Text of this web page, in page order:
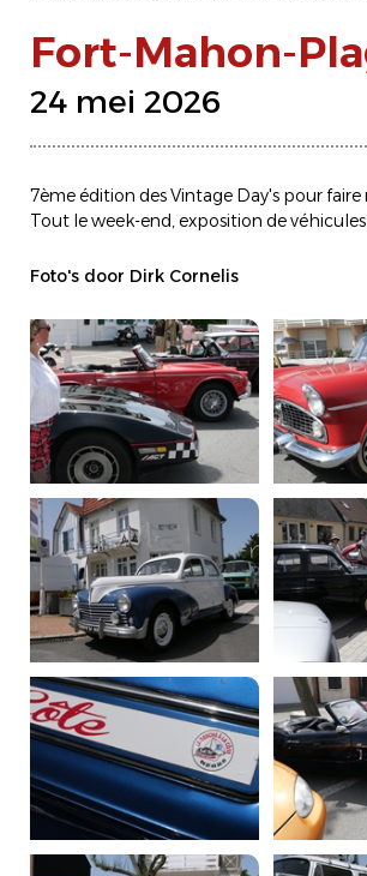
Fort-Mahon-
24 mei 2026
7ème édition des Vintage Day's pour
Tout le week-end, exposition de
Foto's door Dirk Cornelis